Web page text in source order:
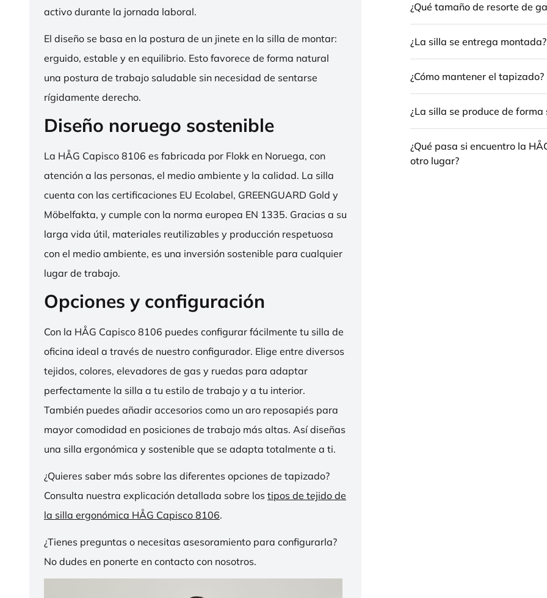
activo durante la jornada laboral.
El diseño se basa en la postura de un jinete en la silla de montar:
erguido, estable y en equilibrio. Esto favorece de forma natural
una postura de trabajo saludable sin necesidad de sentarse
rígidamente derecho.
Diseño noruego sostenible
La HÅG Capisco 8106 es fabricada por Flokk en Noruega, con
atención a las personas, el medio ambiente y la calidad. La silla
cuenta con las certificaciones EU Ecolabel, GREENGUARD Gold y
Möbelfakta, y cumple con la norma europea EN 1335. Gracias a su
larga vida útil, materiales reutilizables y producción respetuosa
con el medio ambiente, es una inversión sostenible para cualquier
lugar de trabajo.
Opciones y configuración
Con la HÅG Capisco 8106 puedes configurar fácilmente tu silla de
oficina ideal a través de nuestro configurador. Elige entre diversos
tejidos, colores, elevadores de gas y ruedas para adaptar
perfectamente la silla a tu estilo de trabajo y a tu interior.
También puedes añadir accesorios como un aro reposapiés para
mayor comodidad en posiciones de trabajo más altas. Así diseñas
una silla ergonómica y sostenible que se adapta totalmente a ti.
¿Quieres saber más sobre las diferentes opciones de tapizado?
Consulta nuestra explicación detallada sobre los tipos de tejido de
la silla ergonómica HÅG Capisco 8106.
¿Tienes preguntas o necesitas asesoramiento para configurarla?
No dudes en ponerte en contacto con nosotros.
¿Qué tamaño de resorte de
¿La silla se entrega montada?
¿Cómo mantener el tapizado?
¿La silla se produce de forma
¿Qué pasa si encuentro la
otro lugar?